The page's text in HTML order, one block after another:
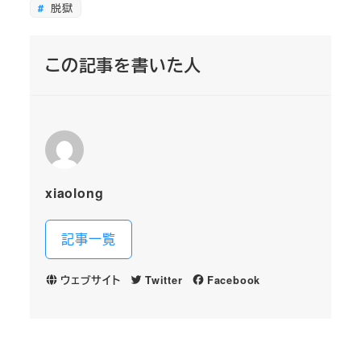
脱獄
この記事を書いた人
xiaolong
記事一覧
ウェブサイト Twitter Facebook